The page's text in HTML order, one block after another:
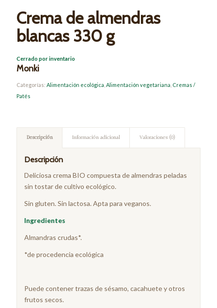
Crema de almendras
blancas 330 g
Cerrado por inventario
Monki
Categorías: Alimentación ecológica Alimentación vegetariana Cremas /
Patés
Descripción Información adicional Valoraciones (0)
Descripción
Deliciosa crema BIO compuesta de almendras peladas
sin tostar de cultivo ecológico.
Sin gluten. Sin lactosa. Apta para veganos.
Ingredientes
Almandras crudas*.
*de procedencia ecológica
Puede contener trazas de sésamo, cacahuete y otros
frutos secos.